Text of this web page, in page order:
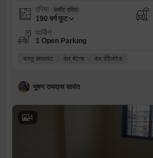
एरिया कार्पेट एरिया
190 वर्ग फुट
पार्किंग
1 Open Parking
वास्तु कंप्लायंट वेल मेंटेन्ड वेल वेंटिलेटेड
भूषण रामदास सावंत
4